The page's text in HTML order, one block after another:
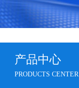
产品中心
PRODUCTS CENTER